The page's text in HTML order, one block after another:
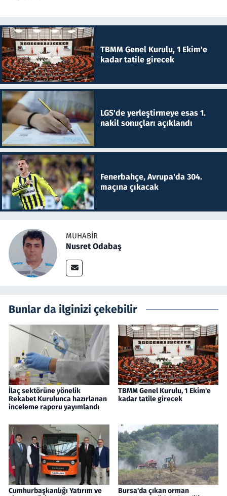
TBMM Genel Kurulu, 1 Ekim'e
kadar tatile girecek
LGS'de yerleştirmeye esas 1.
nakil sonuçları açıklandı
Fenerbahçe, Avrupa'da 304.
maçına çıkacak
MUHABIR
Nusret Odabaş
Bunlar da ilginizi çekebilir
İlaç sektörüne yönelik
Rekabet Kurulunca hazırlanan
inceleme raporu yayımlandı
TBMM Genel Kurulu, 1 Ekim'e
kadar tatile girecek
Cumhurbaşkanlığı Yatırım ve
Bursa'da çıkan orman